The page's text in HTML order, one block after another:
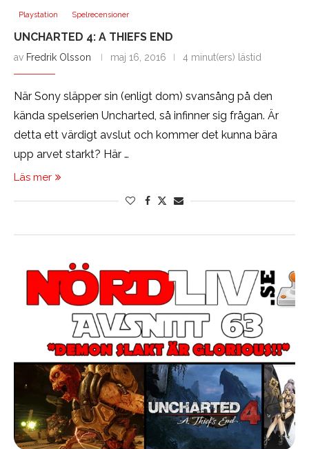
Playstation Spelrecensioner
UNCHARTED 4: A THIEFS END
av Fredrik Olsson maj 16, 2016 4 minut(ers) lästid
När Sony släpper sin (enligt dom) svansång på den
kända spelserien Uncharted, så infinner sig frågan. Är
detta ett värdigt avslut och kommer det kunna bära
upp arvet starkt? Här …
Läs mer